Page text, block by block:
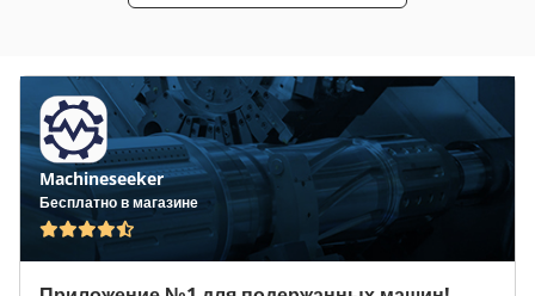
Транспортные Тележки
Шиномонтажный Станок Грузовик
Machineseeker
Бесплатно в магазине